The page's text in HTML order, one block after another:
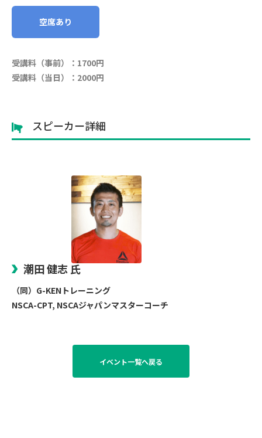
空席あり
受講料（事前）：1700円
受講料（当日）：2000円
スピーカー詳細
潮田 健志 氏
（同）G-KENトレーニング
NSCA-CPT, NSCAジャパンマスターコーチ
イベント一覧へ戻る